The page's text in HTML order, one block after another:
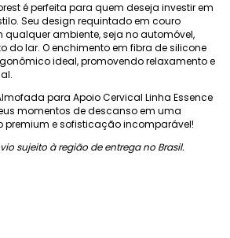
é perfeita para quem deseja investir em
Seu design requintado em couro
ambiente, seja no automóvel,
do lar. O enchimento em fibra de silicone
ideal, promovendo relaxamento e
para Apoio Cervical Linha Essence
momentos de descanso em uma
premium e sofisticação incomparável!
sujeito à região de entrega no Brasil.